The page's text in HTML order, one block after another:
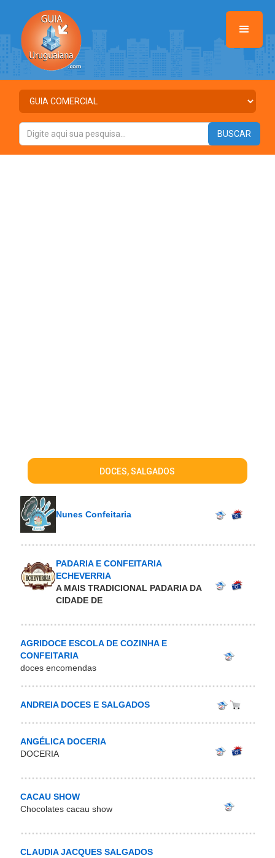
DOCES, SALGADOS
Nunes Confeitaria
PADARIA E CONFEITARIA
ECHEVERRIA
A MAIS TRADICIONAL PADARIA DA
CIDADE DE
AGRIDOCE ESCOLA DE COZINHA E
CONFEITARIA
doces encomendas
ANDREIA DOCES E SALGADOS
ANGÉLICA DOCERIA
DOCERIA
CACAU SHOW
Chocolates cacau show
CLAUDIA JACQUES SALGADOS